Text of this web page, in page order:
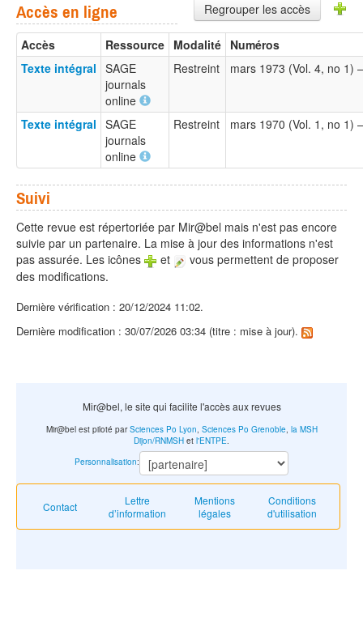
Regrouper les accès
Accès en ligne
Accès Ressource Modalité Numéros
Texte intégral SAGE
journals
online
Restreint mars 1973 (Vol. 4, no
Texte intégral SAGE
journals
online
Restreint mars 1970 (Vol. 1, no 1)
Suivi
Cette revue est répertoriée par Mir@bel mais n'est pas encore
suivie par un partenaire. La mise à jour des informations n'est
pas assurée. Les icônes
et
vous permettent de proposer
des modifications.
Dernière vérification : 20/12/2024 11:02.
Dernière modification : 30/07/2026 03:34 (titre : mise à jour).
Mir@bel, le site qui facilite l'accès aux revues
Contact
Lettre
d’information
Mentions
légales
Conditions
d'utilisation
Mir@bel est piloté parSciences Po Lyon Sciences Po Grenoble, la MSH
Dijon/RNMSH et l'ENTPE
Personnalisation: